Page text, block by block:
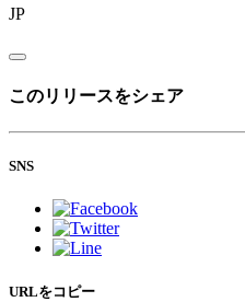
JP
このリリースをシェア
SNS
URLをコピー